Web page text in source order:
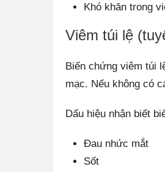
Khó khăn trong
Viêm túi lệ
Biến chứng viêm túi
mạc. Nếu không có
Dấu hiệu nhận biết
Đau nhức mắt
Sốt